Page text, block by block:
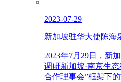
2023-07-29
新加坡驻华大使陈海
2023年7月29日，新
调研新加坡·南京生
合作理事会”框架下